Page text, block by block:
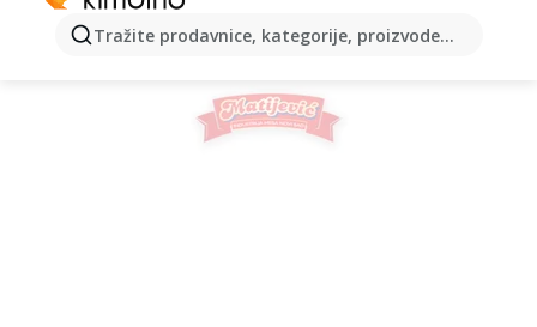
Tražite prodavnice, kategorije, proizvode...